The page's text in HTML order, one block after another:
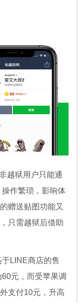
越狱用户只能通
作繁琐，影响体
赠送贴图功能又
只需越狱后借助
LINE商店的售
元，而受苹果调
支付10元，升高